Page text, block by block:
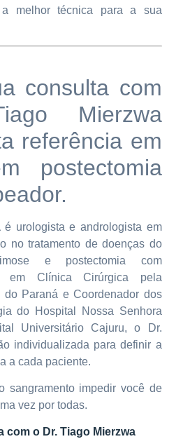
melhor técnica para a sua
consulta com
Mierzwa
referência em
postectomia
é urologista e andrologista em
no tratamento de doenças do
e postectomia com
em Clínica Cirúrgica pela
do Paraná e Coordenador dos
do Hospital Nossa Senhora
Universitário Cajuru, o Dr.
individualizada para definir a
a cada paciente.
sangramento impedir você de
vez por todas.
o Dr. Tiago Mierzwa